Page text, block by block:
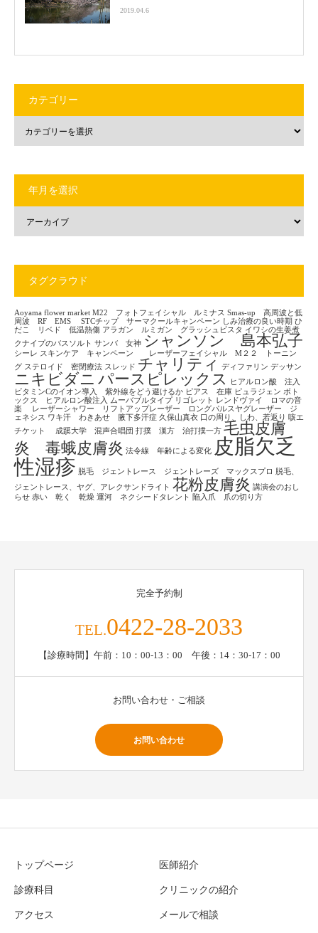
2019.04.6
カテゴリー
年月を選択
タグクラウド
Aoyama flower market M22 フォトフェイシャル ルミナス Smas-up 高周波と低
周波 RF EMS
STCチップ サーマクールキャンペーン しみ治療の良い時期 ひ
だこ リベド 低温熱傷 アラガン ルミガン グラッシュビスタ イワシの生姜煮
クナイプのバスソルト サンバ 女神 シャンソン 島本弘子
シーレ スキンケア キャンペーン レーザーフェイシャル M２２ トーニン
グ ステロイド 密閉療法 スレッド チャリティ ディファリン デッサン
ニキビダニ パースピレックス
ヒアルロン酸 注入
ビタミンCのイオン導入 紫外線をどう避けるか ピアス 在庫 ピュラジェン ボト
ックス ヒアルロン酸注入
ムーバブルタイプ リゴレット レンドヴァイ ロマの音
楽
レーザーシャワー リフトアップレーザー ロングパルスヤグレーザー ジ
ェネシス ワキ汗 わきあせ 腋下多汗症 久保山真衣 口の周り、しわ、若返り 咳エ
チケット
成蹊大学 混声合唱団 打撲 漢方 治打撲一方 毛虫皮膚
炎 毒蛾皮膚炎 法令線 年齢による変化
皮脂欠乏
性湿疹 脱毛 ジェントレース ジェントレーズ マックスプロ
脱毛、
ジェントレース、ヤグ、アレクサンドライト 花粉皮膚炎 講演会のおし
らせ 赤い 乾く 乾燥 運河 ネクシードタレント 陥入爪 爪の切り方
完全予約制
TEL.0422-28-2033
【診療時間】午前：10：00-13：00 午後：14：30-17：00
お問い合わせ・ご相談
お問い合わせ
トップページ 医師紹介
診療科目 クリニックの紹介
アクセス メールで相談